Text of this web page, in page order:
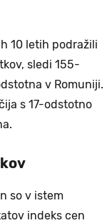
10 letih podražili
sledi 155-
v Romuniji.
s 17-odstotno
so v istem
indeks cen